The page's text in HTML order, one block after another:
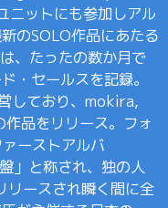
ットにも参加しアル
のSOLO作品にあたる
、たったの数か月で
・セールスを記録。
しており、mokira,
品をリリース。フォ
ーストアルバ
」と称され、独の人
ースされ瞬く間に全